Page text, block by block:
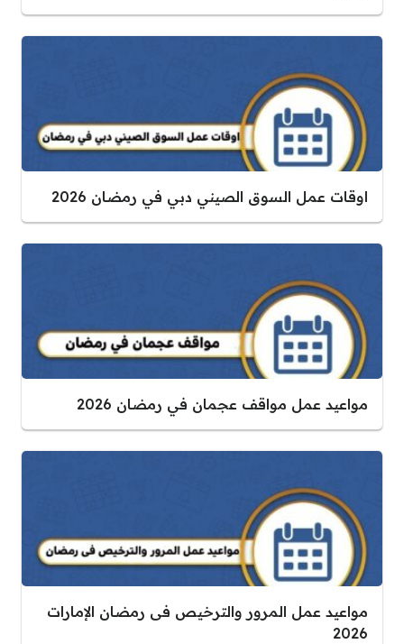
اوقات عمل السوق الصيني دبي في رمضان 2026
مواعيد عمل مواقف عجمان في رمضان 2026
مواعيد عمل المرور والترخيص فى رمضان الإمارات
2026